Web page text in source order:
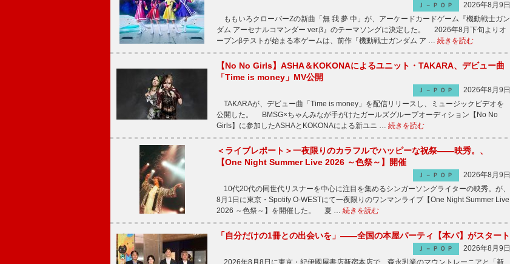
Ｊ－ＰＯＰ
2026年8月9日
ももいろクローバーZの新曲「無 我 夢 中」が、アーケードカードゲーム『機動戦士ガン
ダム アーセナルコマンダー ver.β』のテーマソングに決定した。 2026年8月下旬よりオ
ープンβテストが始まる本ゲームは、前作『機動戦士ガンダム ア … 続きを読む
【No No Girls】ASHA＆KOKONAによるユニット・TAKARA、デビュー曲
「Time is money」MV公開
Ｊ－ＰＯＰ
2026年8月9日
TAKARAが、デビュー曲「Time is money」を配信リリースし、ミュージックビデオを
公開した。 BMSG×ちゃんみなが手がけたガールズグループオーディション【No No
Girls】に参加したASHAとKOKONAによる新ユニ … 続きを読む
＜ライブレポート＞一夜限りのカラフルでハッピーな祝祭――映秀。、
【One Night Summer Live 2026 ～色祭～】開催
Ｊ－ＰＯＰ
2026年8月9日
10代20代の同世代リスナーを中心に注目を集めるシンガーソングライターの映秀。が、
8月1日に東京・Spotify O-WESTにて一夜限りのワンマンライブ【One Night Summer Live
2026 ～色祭～】を開催した。 夏 … 続きを読む
「自分だけの1冊との出会いを」――全国の本屋パーティ【本パ】がスタート
Ｊ－ＰＯＰ
2026年8月9日
2026年8月8日に東京・紀伊國屋書店新宿本店で、森永乳業のマウントレーニアと「新